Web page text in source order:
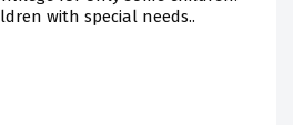
with special needs..